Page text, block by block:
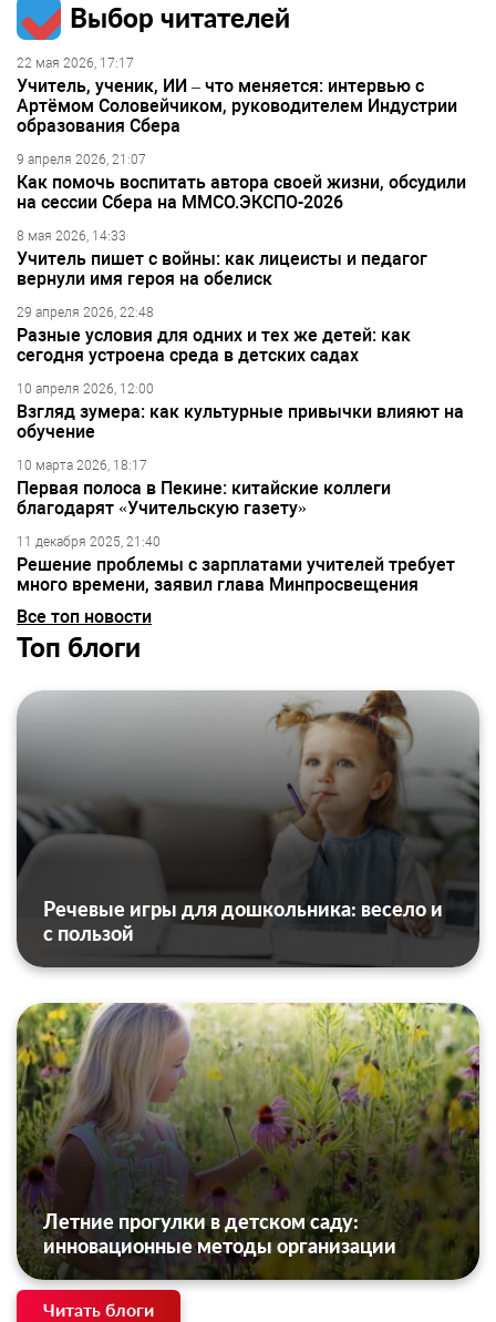
Выбор читателей
22 мая 2026, 17:17
Учитель, ученик, ИИ – что меняется: интервью с
Артёмом Соловейчиком, руководителем Индустрии
образования Сбера
9 апреля 2026, 21:07
Как помочь воспитать автора своей жизни, обсудили
на сессии Сбера на ММСО.ЭКСПО-2026
8 мая 2026, 14:33
Учитель пишет с войны: как лицеисты и педагог
вернули имя героя на обелиск
29 апреля 2026, 22:48
Разные условия для одних и тех же детей: как
сегодня устроена среда в детских садах
10 апреля 2026, 12:00
Взгляд зумера: как культурные привычки влияют на
обучение
10 марта 2026, 18:17
Первая полоса в Пекине: китайские коллеги
благодарят «Учительскую газету»
11 декабря 2025, 21:40
Решение проблемы с зарплатами учителей требует
много времени, заявил глава Минпросвещения
Все топ новости
Топ блоги
Речевые игры для дошкольника: весело и
с пользой
Летние прогулки в детском саду:
инновационные методы организации
Читать блоги